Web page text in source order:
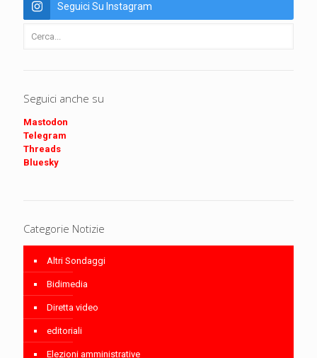
Seguici Su Instagram
Seguici anche su
Mastodon
Telegram
Threads
Bluesky
Categorie Notizie
Altri Sondaggi
Bidimedia
Diretta video
editoriali
Elezioni amministrative